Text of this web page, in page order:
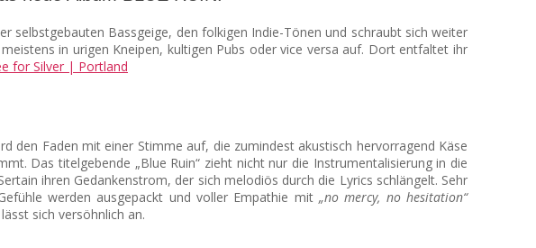
selbstgebauten Bassgeige, den folkigen Indie-Tönen und schraubt sich weiter
in urigen Kneipen, kultigen Pubs oder vice versa auf. Dort entfaltet ihr
den Faden mit einer Stimme auf, die zumindest akustisch hervorragend Käse
Das titelgebende „Blue Ruin“ zieht nicht nur die Instrumentalisierung in die
ihren Gedankenstrom, der sich melodiös durch die Lyrics schlängelt. Sehr
werden ausgepackt und voller Empathie mit „no mercy, no hesitation“
sich versöhnlich an.